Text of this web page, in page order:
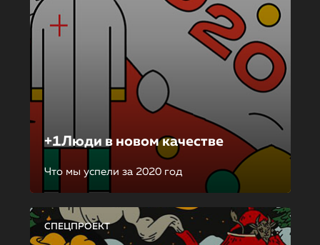
+1Люди в новом качестве
Что мы успели за 2020 год
СПЕЦПРОЕКТ